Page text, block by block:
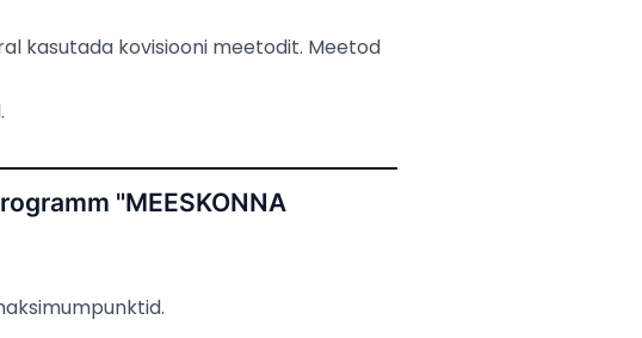
kasutada kovisiooni meetodit. Meetod
"MEESKONNA